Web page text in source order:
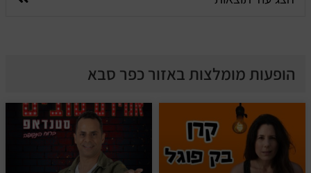
הופעות מומלצות באזור כפר סבא